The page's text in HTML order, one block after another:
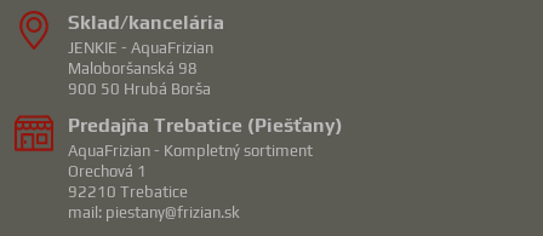
Sklad/kancelária
JENKIE - AquaFrizian
Maloboršanská 98
900 50 Hrubá Borša
Predajňa Trebatice (Piešťany)
AquaFrizian - Kompletný sortiment
Orechová 1
92210 Trebatice
mail: piestany@frizian.sk